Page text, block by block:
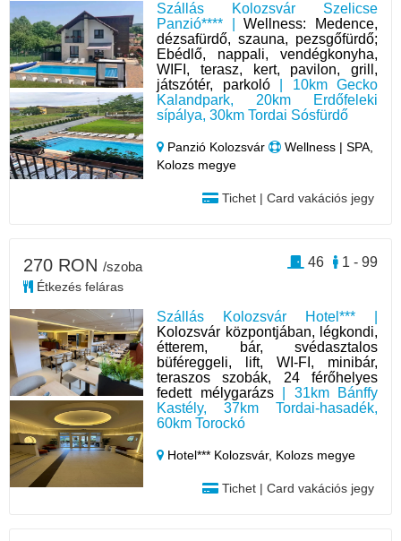
Szállás Kolozsvár Szelicse
Panzió**** |Wellness: Medence,
dézsafürdő, szauna, pezsgőfürdő;
Ebédlő, nappali, vendégkonyha,
WIFI, terasz, kert, pavilon, grill,
játszótér, parkoló| 10km Gecko
Kalandpark, 20km Erdőfeleki
sípálya, 30km Tordai Sósfürdő
Panzió Kolozsvár
Wellness | SPA,
Kolozs megye
Tichet | Card vakációs jegy
Szállás Kolozsvár Hotel*** |
Kolozsvár központjában, légkondi,
étterem, bár, svédasztalos
büféreggeli, lift, WI-FI, minibár,
teraszos szobák, 24 férőhelyes
fedett mélygarázs| 31km Bánffy
Kastély, 37km Tordai-hasadék,
60km Torockó
Hotel*** Kolozsvár, Kolozs megye
Tichet | Card vakációs jegy
270 RON /szoba
Étkezés feláras
1 - 99
46